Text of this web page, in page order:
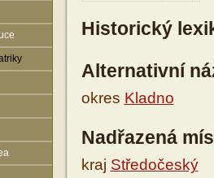
Historický
Alternativní
okres Kladno
Nadřazená
kraj Středočeský